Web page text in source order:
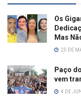
Os
Mas
25 DE
Paço
vem
4 DE